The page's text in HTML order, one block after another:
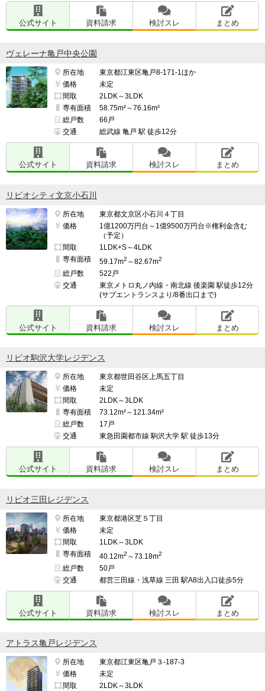
公式サイト 資料請求 検討スレ まとめ
ヴェレーナ亀戸中央公園
所在地
東京都江東区亀戸8-171-1ほか
価格
未定
間取
2LDK～3LDK
専有面積
58.75m²～76.16m²
総戸数
66戸
交通
総武線 亀戸 駅 徒歩12分
公式サイト 資料請求 検討スレ まとめ
リビオシティ文京小石川
所在地
東京都文京区小石川４丁目
価格
1億1200万円台～1億9500万円台※権利金含む
（予定）
間取
1LDK+S～4LDK
専有面積
59.17m2 ～82.67m2
総戸数
522戸
交通
東京メトロ丸ノ内線・南北線 後楽園 駅徒歩12分
(サブエントランスより/8番出口まで)
公式サイト 資料請求 検討スレ まとめ
リビオ駒沢大学レジデンス
所在地
東京都世田谷区上馬五丁目
価格
未定
間取
2LDK～3LDK
専有面積
73.12m²～121.34m²
総戸数
17戸
交通
東急田園都市線 駒沢大学 駅 徒歩13分
公式サイト 資料請求 検討スレ まとめ
リビオ三田レジデンス
所在地
東京都港区芝５丁目
価格
未定
間取
1LDK～3LDK
専有面積
40.12m2 ～73.18m2
総戸数
50戸
交通
都営三田線・浅草線 三田 駅A8出入口徒歩5分
公式サイト 資料請求 検討スレ まとめ
アトラス亀戸レジデンス
所在地
東京都江東区亀戸３-187-3
価格
未定
間取
2LDK～3LDK